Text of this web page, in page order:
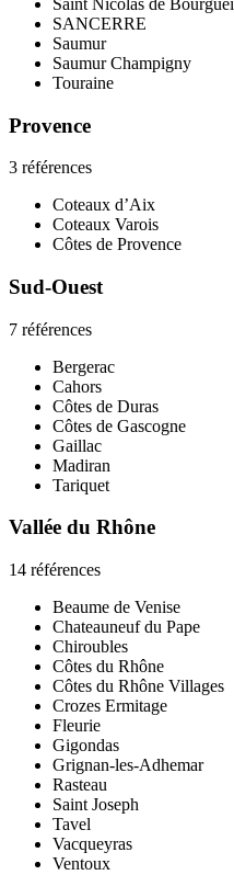
SANCERRE
Saumur
Saumur Champigny
Touraine
Provence
3 références
Coteaux d’Aix
Coteaux Varois
Côtes de Provence
Sud-Ouest
7 références
Bergerac
Cahors
Côtes de Duras
Côtes de Gascogne
Gaillac
Madiran
Tariquet
Vallée du Rhône
14 références
Beaume de Venise
Chateauneuf du Pape
Chiroubles
Côtes du Rhône
Côtes du Rhône Villages
Crozes Ermitage
Fleurie
Gigondas
Grignan-les-Adhemar
Rasteau
Saint Joseph
Tavel
Vacqueyras
Ventoux